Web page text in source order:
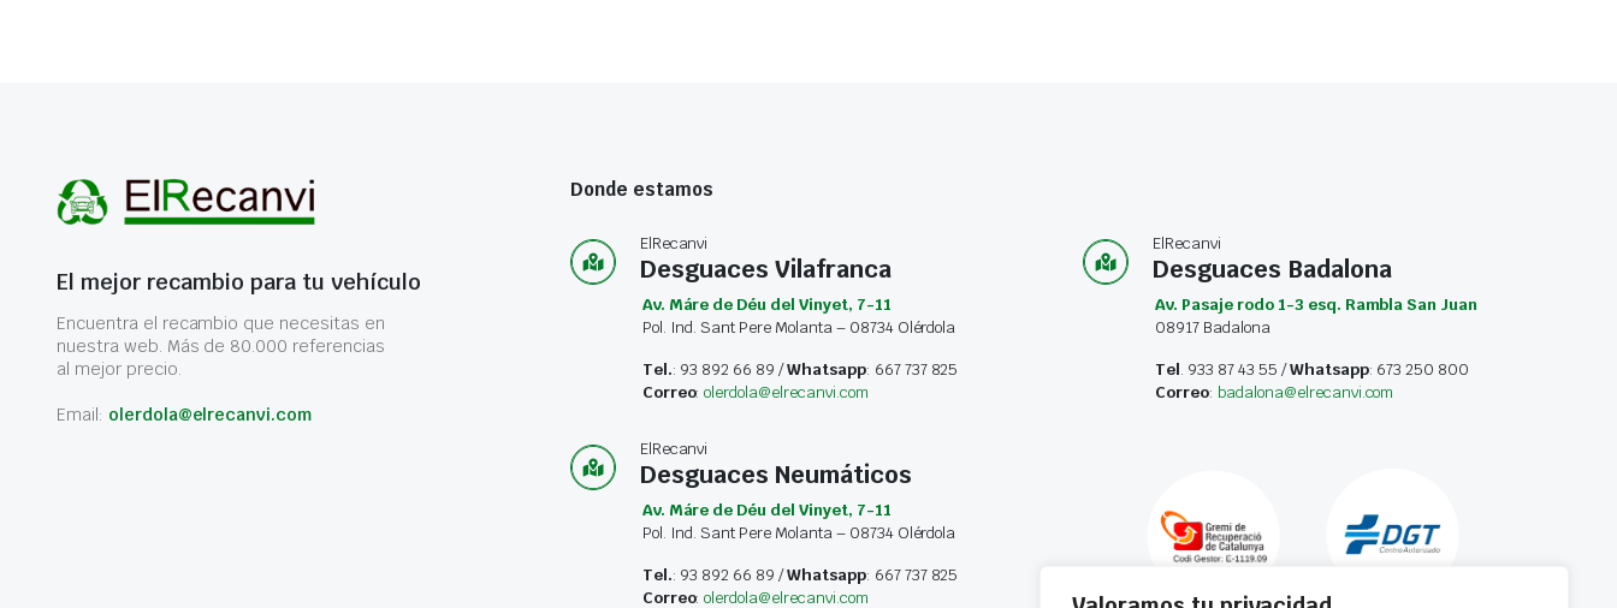
El mejor recambio para tu vehículo
Encuentra el recambio que necesitas en
nuestra web. Más de 80.000 referencias
al mejor precio.
Email: olerdola@elrecanvi.com
Donde estamos
ElRecanvi
Desguaces Vilafranca
Av. Máre de Déu del Vinyet, 7-11
Pol. Ind. Sant Pere Molanta – 08734 Olérdola
Tel.: 93 892 66 89 /Whatsapp: 667 737 825
Correo:olerdola@elrecanvi.com
ElRecanvi
Desguaces Neumáticos
Av. Máre de Déu del Vinyet, 7-11
Pol. Ind. Sant Pere Molanta – 08734 Olérdola
Tel.: 93 892 66 89 /Whatsapp: 667 737 825
Correo:olerdola@elrecanvi.com
ElRecanvi
Desguaces Badalona
Av. Pasaje rodo 1-3 esq. Rambla San Juan
08917 Badalona
Tel. 933 87 43 55 /Whatsapp: 673 250 800
Correo: badalona@elrecanvi.com